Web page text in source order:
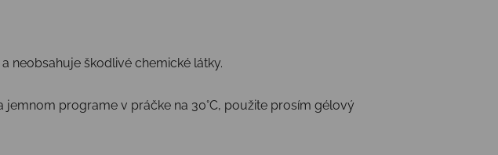
neobsahuje škodlivé chemické látky.
programe v práčke na 30°C, použite prosím gélový